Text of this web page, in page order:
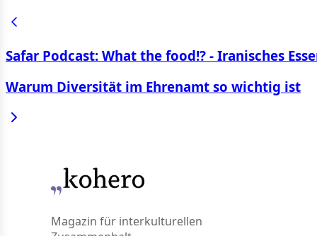
Safar Podcast: What the food!? - Iranisches
Warum Diversität im Ehrenamt so wichtig ist
Magazin für interkulturellen